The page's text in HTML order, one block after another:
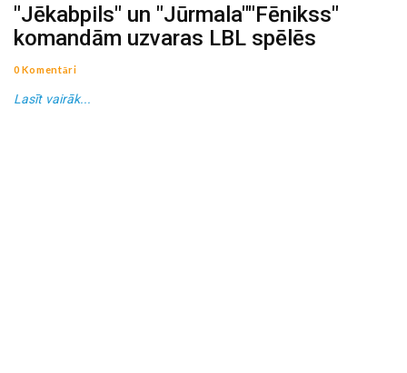
"Jēkabpils" un "Jūrmala""Fēnikss"
komandām uzvaras LBL spēlēs
0 Komentāri
Lasīt vairāk...